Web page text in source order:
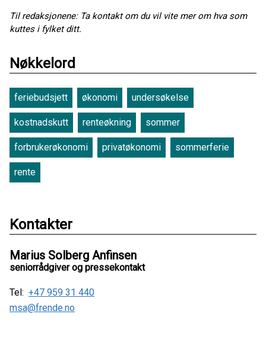
Til redaksjonene: Ta kontakt om du vil vite mer om hva som
kuttes i fylket ditt.
Nøkkelord
feriebudsjett økonomi undersøkelse
kostnadskutt renteøkning sommer
forbrukerøkonomi privatøkonomi sommerferie
rente
Kontakter
Marius Solberg Anfinsen
seniorrådgiver og pressekontakt
Tel: +47 959 31 440
msa@frende.no